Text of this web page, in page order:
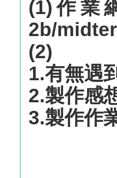
(1)作業
2b/
(2)
1.有無遇
2.製作感
3.製作作